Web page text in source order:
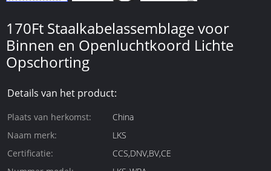
170Ft Staalkabelassemblage voor
Binnen en Openluchtkoord Lichte
Opschorting
Details van het product:
Plaats van herkomst:
China
Naam merk:
LKS
Certificatie:
CCS,DNV,BV,CE